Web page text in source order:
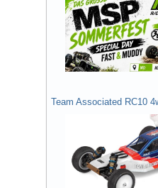
Team Associated RC10